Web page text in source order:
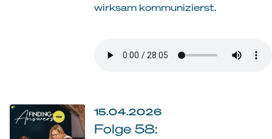
wirksam kommunizierst.
15.04.2026
Folge 58: